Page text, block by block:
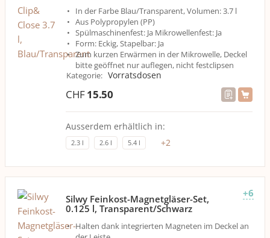
In der Farbe Blau/Transparent, Volumen: 3.7 l
Aus Polypropylen (PP)
Spülmaschinenfest: Ja Mikrowellenfest: Ja
Form: Eckig, Stapelbar: Ja
Zum kurzen Erwärmen in der Mikrowelle, Deckel
bitte geöffnet nur auflegen, nicht festclipsen
Kategorie: Vorratsdosen
CHF15.50
Ausserdem erhältlich in:
2.3 l 2.6 l 5.4 l +2
+6
Silwy Feinkost-Magnetgläser-Set,
0.125 l, Transparent/Schwarz
Halten dank integrierten Magneten im Deckel an